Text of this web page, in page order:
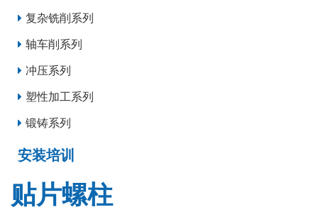
复杂铣削系列
轴车削系列
冲压系列
塑性加工系列
锻铸系列
安装培训
贴片螺柱